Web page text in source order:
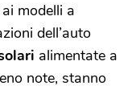
modelli a
dell’auto
alimentate a
note, stanno